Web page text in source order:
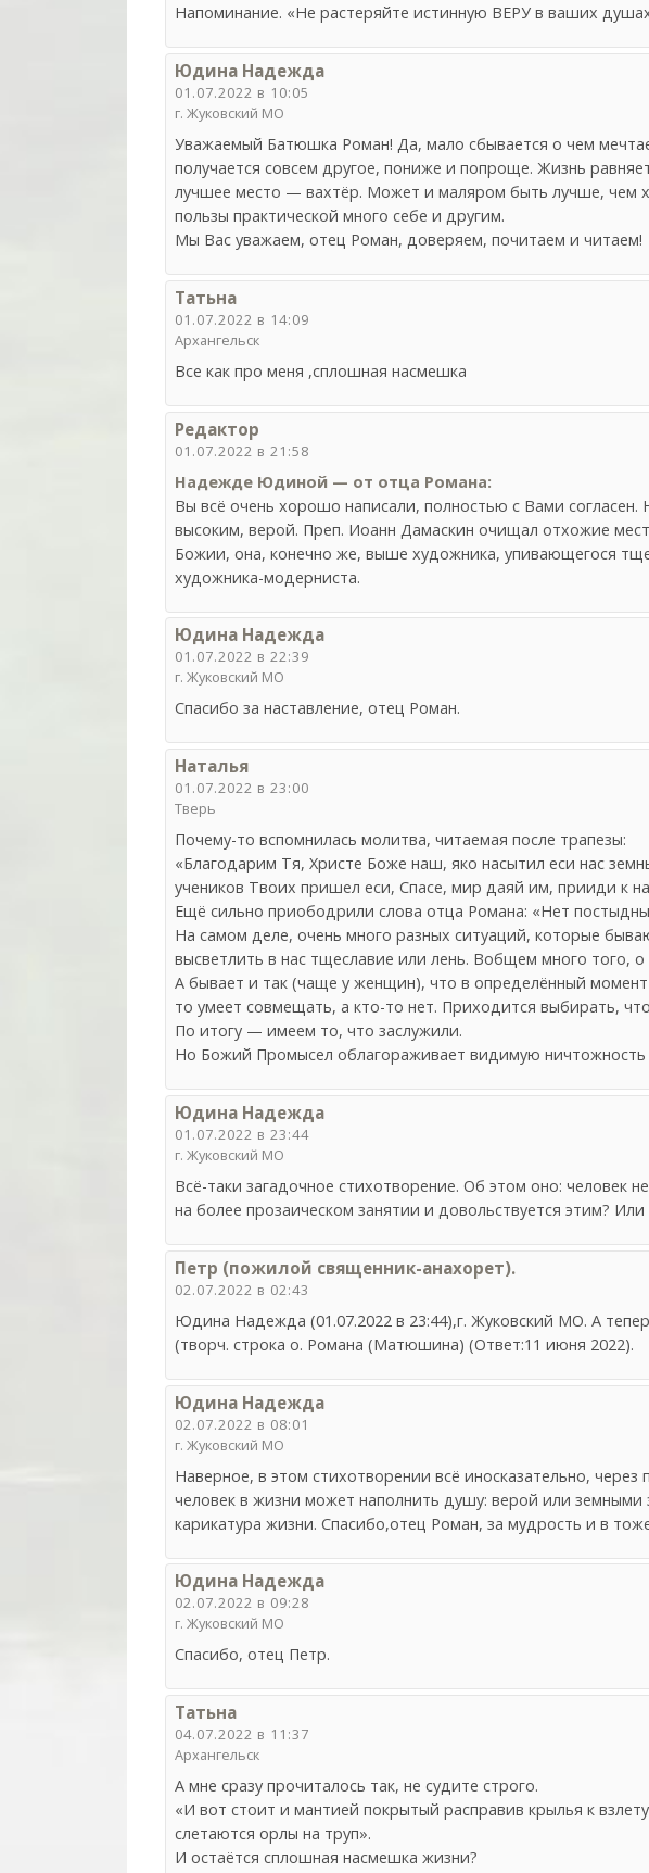
Напоминание. «Не растеряйте истинную ВЕРУ в ваших
Юдина Надежда
01.07.2022 в 10:05
г. Жуковский МО
Уважаемый Батюшка Роман! Да, мало сбывается о чем
получается совсем другое, пониже и попроще. Жизнь
лучшее место — вахтёр. Может и маляром быть лучше, чем
пользы практической много себе и другим.
Мы Вас уважаем, отец Роман, доверяем, почитаем и читаем!
Татьна
01.07.2022 в 14:09
Архангельск
Все как про меня ,сплошная насмешка
Редактор
01.07.2022 в 21:58
Надежде Юдиной — от отца Романа:
Вы всё очень хорошо написали, полностью с Вами
высоким, верой. Преп. Иоанн Дамаскин очищал отхожие
Божии, она, конечно же, выше художника, упивающегося
художника-модерниста.
Юдина Надежда
01.07.2022 в 22:39
г. Жуковский МО
Спасибо за наставление, отец Роман.
Наталья
01.07.2022 в 23:00
Тверь
Почему-то вспомнилась молитва, читаемая после трапезы:
«Благодарим Тя, Христе Боже наш, яко насытил еси нас
учеников Твоих пришел еси, Спасе, мир даяй им, прииди к
Ещё сильно приободрили слова отца Романа: «Нет
На самом деле, очень много разных ситуаций, которые
высветлить в нас тщеславие или лень. Вобщем много того,
А бывает и так (чаще у женщин), что в определённый
то умеет совмещать, а кто-то нет. Приходится выбирать,
По итогу — имеем то, что заслужили.
Но Божий Промысел облагораживает видимую
Юдина Надежда
01.07.2022 в 23:44
г. Жуковский МО
Всё-таки загадочное стихотворение. Об этом оно: человек
на более прозаическом занятии и довольствуется этим?
Петр (пожилой священник-анахорет).
02.07.2022 в 02:43
Юдина Надежда (01.07.2022 в 23:44),г. Жуковский МО. А
(творч. строка о. Романа (Матюшина) (Ответ:11 июня 2022).
Юдина Надежда
02.07.2022 в 08:01
г. Жуковский МО
Наверное, в этом стихотворении всё иносказательно,
человек в жизни может наполнить душу: верой или земными
карикатура жизни. Спасибо,отец Роман, за мудрость и в
Юдина Надежда
02.07.2022 в 09:28
г. Жуковский МО
Спасибо, отец Петр.
Татьна
04.07.2022 в 11:37
Архангельск
А мне сразу прочиталось так, не судите строго.
«И вот стоит и мантией покрытый расправив крылья к
слетаются орлы на труп».
И остаётся сплошная насмешка жизни?